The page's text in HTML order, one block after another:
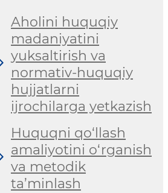
Aholini huquqiy
madaniyatini
yuksaltirish va
normativ-huquqiy
hujjatlarni
ijrochilarga yetkazish
Huquqni qo‘llash
amaliyotini o‘rganish
va metodik
ta’minlash